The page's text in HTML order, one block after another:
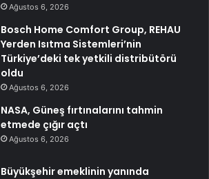
Ağustos 6, 2026
Bosch Home Comfort Group, REHAU
Yerden Isıtma Sistemleri’nin
Türkiye’deki tek yetkili distribütörü
oldu
Ağustos 6, 2026
NASA, Güneş fırtınalarını tahmin
etmede çığır açtı
Ağustos 6, 2026
Büyükşehir emeklinin yanında